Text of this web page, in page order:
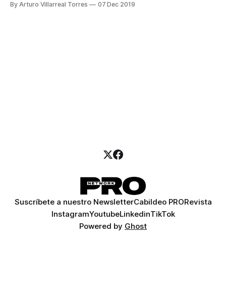
By Arturo Villarreal Torres 07 Dec 2019
Suscríbete a nuestro NewsletterCabildeo PRORevista
InstagramYoutubeLinkedinTikTok
Powered by Ghost